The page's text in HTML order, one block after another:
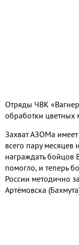
Отряды ЧВК
обработки цветных
Захват АЗОМа
всего пару
награждать бойцов
помогло, и теперь
России методично
Артёмовска